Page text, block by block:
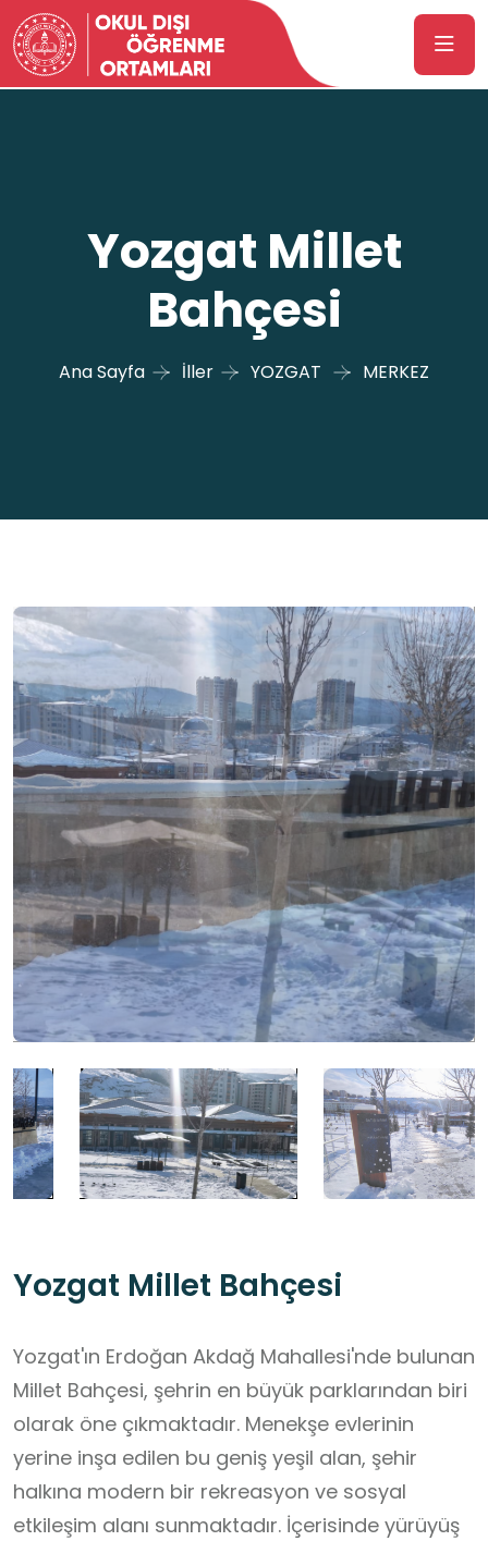
Yozgat Millet
Bahçesi
Ana Sayfa İller YOZGAT MERKEZ
Yozgat Millet Bahçesi
Yozgat'ın Erdoğan Akdağ Mahallesi'nde bulunan
Millet Bahçesi, şehrin en büyük parklarından biri
olarak öne çıkmaktadır. Menekşe evlerinin
yerine inşa edilen bu geniş yeşil alan, şehir
halkına modern bir rekreasyon ve sosyal
etkileşim alanı sunmaktadır. İçerisinde yürüyüş